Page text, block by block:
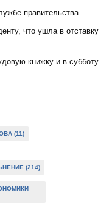
правительства.
что ушла в отставку
книжку и в субботу
(11)
(214)